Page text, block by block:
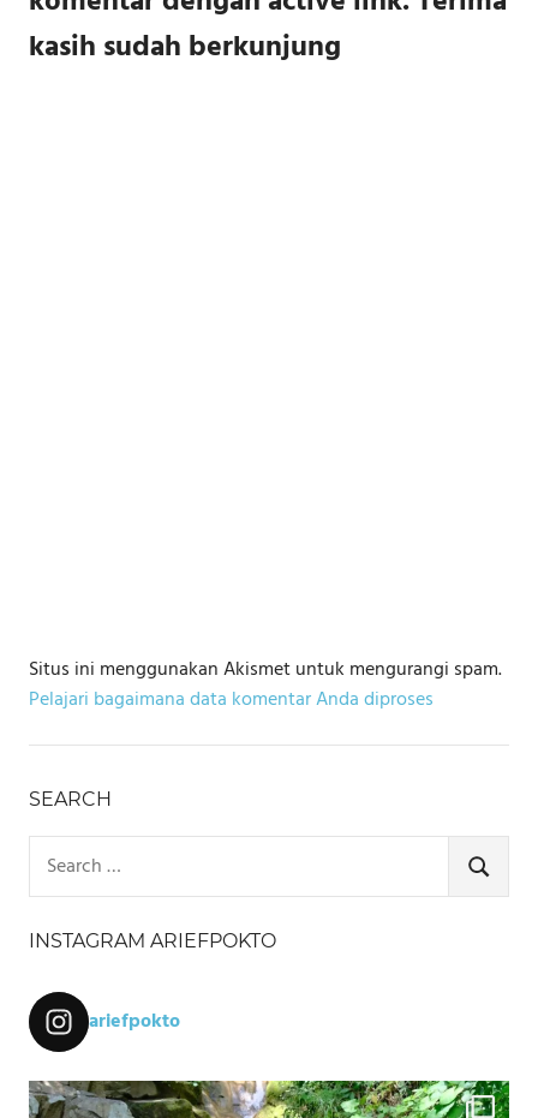
kasih sudah berkunjung
Situs ini menggunakan Akismet untuk mengurangi spam.
Pelajari bagaimana data komentar Anda diproses
SEARCH
for:
SEARCH
INSTAGRAM ARIEFPOKTO
ariefpokto